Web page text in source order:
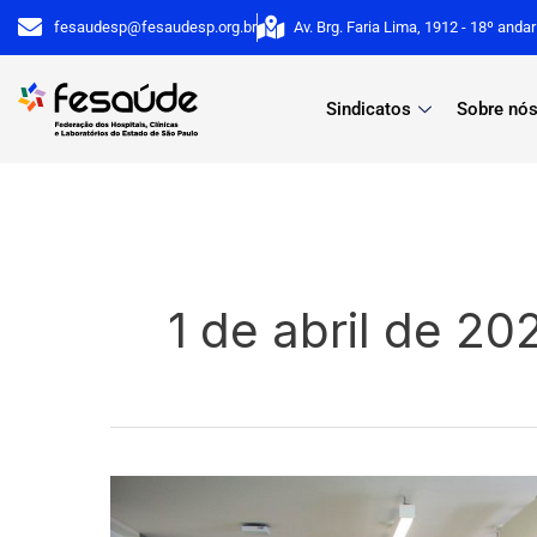
para
conteúdo
fesaudesp@fesaudesp.org.br Av. Brg. Faria Lima, 1912 - 18º
Sindicatos Sobre nós
1 de abril de
com